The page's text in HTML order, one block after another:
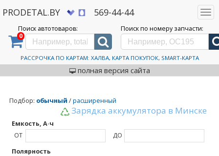
PRODETAL.BY 569-44-44
Поиск автотоваров:
0
Поиск по номеру запчасти:
РАССРОЧКА ПО КАРТАМ: ХАЛВА, КАРТА ПОКУПОК, SMART-КАРТА
полная версия сайта
Дискаунтер автозапчастей PRODETAL.BY > Каталог автотоваров > FIAMM
FIAMM
Подбор: обычный /расширенный
Зарядка аккумулятора в Минске
Емкость, А·ч
ОТ
ДО
Полярность